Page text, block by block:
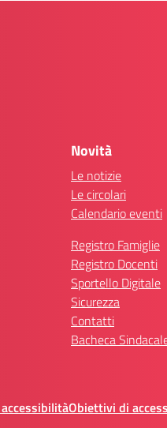
Novità
Le notizie
Le circolari
Calendario eventi
Registro Famiglie
Registro Docenti
Sportello Digitale
Sicurezza
Contatti
Bacheca
Obiettivi di